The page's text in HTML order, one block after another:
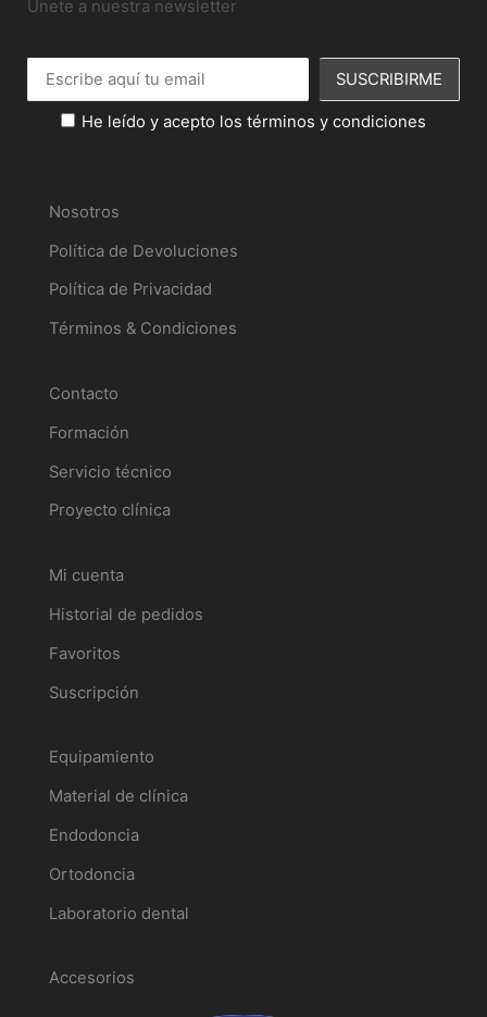
Únete a nuestra newsletter
He leído y acepto los términos y condiciones
Nosotros
Política de Devoluciones
Política de Privacidad
Términos & Condiciones
Contacto
Formación
Servicio técnico
Proyecto clínica
Mi cuenta
Historial de pedidos
Favoritos
Suscripción
Equipamiento
Material de clínica
Endodoncia
Ortodoncia
Laboratorio dental
Accesorios